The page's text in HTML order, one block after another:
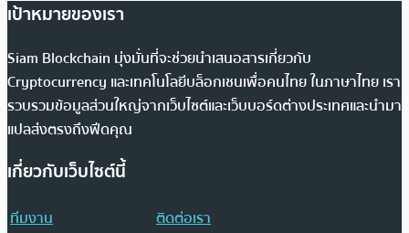
เป้าหมายของเรา
Siam Blockchain มุ่งมั่นที่จะช่วยนำเสนอสารเกี่ยวกับ
Cryptocurrency และเทคโนโลยีบล็อกเชนเพื่อคนไทย ในภาษาไทย เรา
รวบรวมข้อมูลส่วนใหญ่จากเว็บไซต์และเว็บบอร์ดต่างประเทศและนำมา
แปลส่งตรงถึงฟีดคุณ
เกี่ยวกับเว็บไซต์นี้
ทีมงาน
ติดต่อเรา